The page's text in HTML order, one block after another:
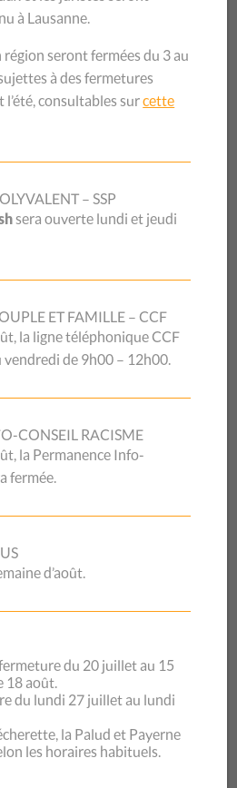
VOIR LA CONFÉRENCE-DÉBAT
personnes travaillent et
sans pour autant bénéficier
nom en cas de crise ou de
les étudiant·e·s qui
des petits boulots payés à
ou encore les personnes
Caritas Vaud et le CSP Vaud se
en constituant un Fonds d’aide
leurs équipes sur le
qui ont été distribuées à
perte subite de leur revenu ont
tirer ? Cette conférence débat
Elle aura lieu ici, sur
à Lausanne.
région seront fermées du 3 au
à des fermetures
consultables surcette
– SSP
sera ouverte lundi et jeudi
ET FAMILLE – CCF
la ligne téléphonique CCF
vendredi de 9h00 – 12h00.
CONSEIL RACISME
la Permanence Info-
fermée.
d’août.
du 20 juillet au 15
18 août.
du lundi 27 juillet au lundi
la Palud et Payerne
les horaires habituels.